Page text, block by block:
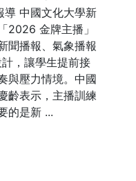
中國文化大學新
2026 金牌主播」
聞播報、氣象播報
，讓學生提前接
與壓力情境。中國
齡表示，主播訓練
的是新 ...